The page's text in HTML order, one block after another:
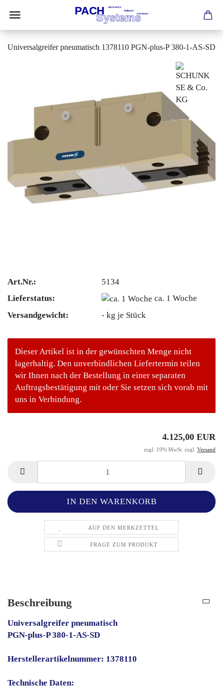
Universalgreifer pneumatisch 1378110 PGN-plus-P 380-1-AS-SD
Art.Nr.:
5134
Lieferstatus:
ca. 1 Woche
Versandgewicht:
- kg je Stück
Dieser Artikel ist in der gewünschten Menge nicht
lagerhaltig. Den unverbindlichen Liefertermin teilen
wir Ihnen nach der Bestellung in einer separaten
Auftragsbestätigung mit oder Sie setzen sich vorab mit
uns in Verbindung.
4.125,00 EUR
zzgl. 19% MwSt. zzgl. Versand
AUF DEN MERKZETTEL
FRAGE ZUM PRODUKT
Beschreibung
Universalgreifer pneumatisch
PGN-plus-P 380-1-AS-SD
Herstellerartikelnummer: 1378110
Technische Daten: